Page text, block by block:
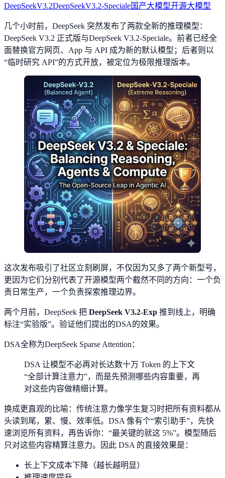
DeepSeekV3.2DeepSeekV3.2-Speciale国产大模型开源大模型
几个小时前，DeepSeek 突然发布了两款全新的推理模型：
DeepSeek V3.2 正式版与DeepSeek V3.2-Speciale。前者已经全
面替换官方网页、App 与 API 成为新的默认模型；后者则以
“临时研究 API”的方式开放，被定位为极限推理版本。
这次发布吸引了社区立刻刷屏，不仅因为又多了两个新型号，
更因为它们分别代表了开源模型两个截然不同的方向：一个负
责日常生产，一个负责探索推理边界。
两个月前，DeepSeek 把 DeepSeek V3.2-Exp 推到线上，明确
标注“实验版”。验证他们提出的DSA的效果。
DSA全称为DeepSeek Sparse Attention：
DSA 让模型不必再对长达数十万 Token 的上下文
“全部计算注意力”，而是先预测哪些内容重要，再
对这些内容做精细计算。
换成更直观的比喻：传统注意力像学生复习时把所有资料都从
头读到尾，累、慢、效率低。DSA 像有个“索引助手”，先快
速浏览所有资料，再告诉你：“最关键的就这 5%”。模型随后
只对这些内容精算注意力。因此 DSA 的直接效果是：
长上下文成本下降（越长越明显）